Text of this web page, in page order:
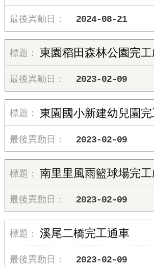
2024-08-21
東園稻田森林公園完工
2023-02-09
東園國小新建幼兒園完
2023-02-09
南里里風雨籃球場完工
2023-02-09
溪尾二橋完工通車
2023-02-09